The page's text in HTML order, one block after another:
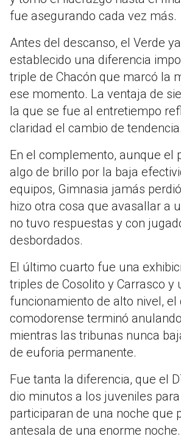
fue asegurando cada vez más.
Antes del descanso, el Verde
establecido una diferencia
triple de Chacón que marcó la
ese momento. La ventaja de
la que se fue al entretiempo
claridad el cambio de tendencia.
En el complemento, aunque el
algo de brillo por la baja
equipos, Gimnasia jamás
hizo otra cosa que avasallar a
no tuvo respuestas y con
desbordados.
El último cuarto fue una
triples de Cosolito y Carrasco y
funcionamiento de alto nivel, el
comodorense terminó
mientras las tribunas nunca
de euforia permanente.
Fue tanta la diferencia, que el
dio minutos a los juveniles
participaran de una noche que
antesala de una enorme noche.